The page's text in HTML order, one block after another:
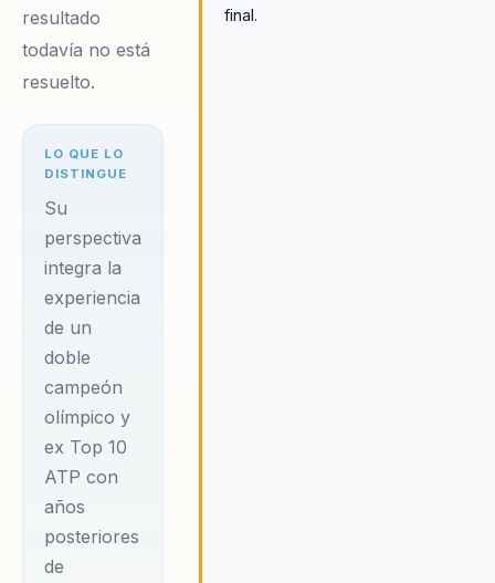
resultado
todavía no está
resuelto.
LO QUE LO
DISTINGUE
Su
perspectiva
integra la
experiencia
de un
doble
campeón
olímpico y
ex Top 10
ATP con
años
posteriores
de
final.